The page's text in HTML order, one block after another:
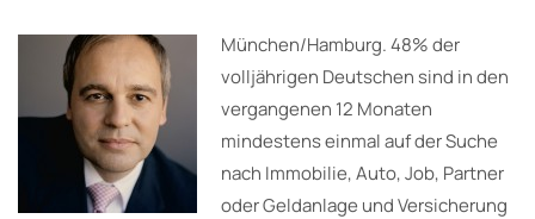
München/Hamburg. 48% der
volljährigen Deutschen sind in den
vergangenen 12 Monaten
mindestens einmal auf der Suche
nach Immobilie, Auto, Job, Partner
oder Geldanlage und Versicherung